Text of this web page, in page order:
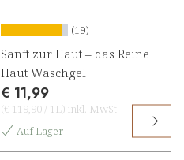
(19)
Sanft zur Haut – das Reine
Haut Waschgel
€ 11,99
(€ 119,90 / 1L) inkl. MwSt
Auf Lager